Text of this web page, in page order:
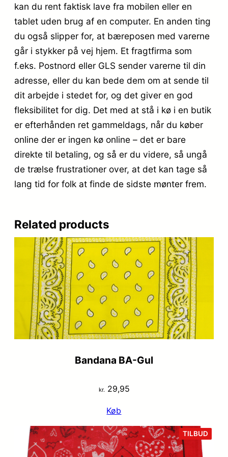
kan du rent faktisk lave fra mobilen eller en
tablet uden brug af en computer. En anden ting
du også slipper for, at bæreposen med varerne
går i stykker på vej hjem. Et fragtfirma som
f.eks. Postnord eller GLS sender varerne til din
adresse, eller du kan bede dem om at sende til
dit arbejde i stedet for, og det giver en god
fleksibilitet for dig. Det med at stå i kø i en butik
er efterhånden ret gammeldags, når du køber
online der er ingen kø online – det er bare
direkte til betaling, og så er du videre, så ungå
de trælse frustrationer over, at det kan tage så
lang tid for folk at finde de sidste mønter frem.
Related products
Bandana BA-Gul
kr. 29,95
Køb
TILBUD
PÅ